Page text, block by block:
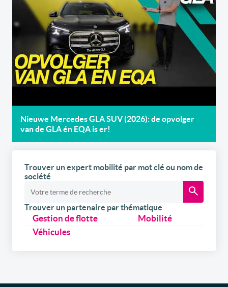
Nieuwe Mercedes GLA SUV (2026): de opvolger
van de GLA én EQA is er!
Trouver un expert mobilité par mot clé ou nom de
société
Trouver un partenaire par thématique
Gestion de flotte
Mobilité
Véhicules